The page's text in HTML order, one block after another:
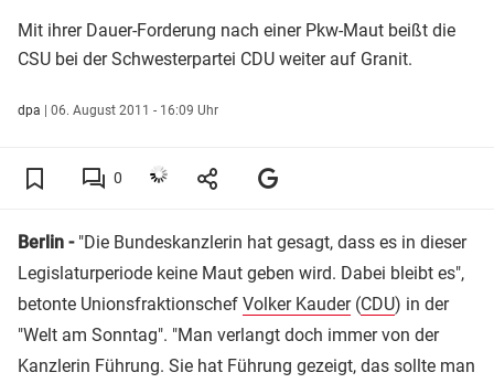
Mit ihrer Dauer-Forderung nach einer Pkw-Maut beißt die
CSU bei der Schwesterpartei CDU weiter auf Granit.
dpa | 06. August 2011 - 16:09 Uhr
0
Berlin -"Die Bundeskanzlerin hat gesagt, dass es in dieser
Legislaturperiode keine Maut geben wird. Dabei bleibt es",
betonte Unionsfraktionschef Volker Kauder(CDU) in der
"Welt am Sonntag". "Man verlangt doch immer von der
Kanzlerin Führung. Sie hat Führung gezeigt, das sollte man